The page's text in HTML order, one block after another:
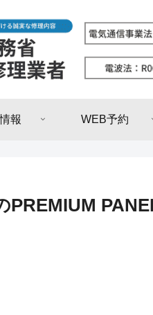
報 WEB予約
PREMIUM